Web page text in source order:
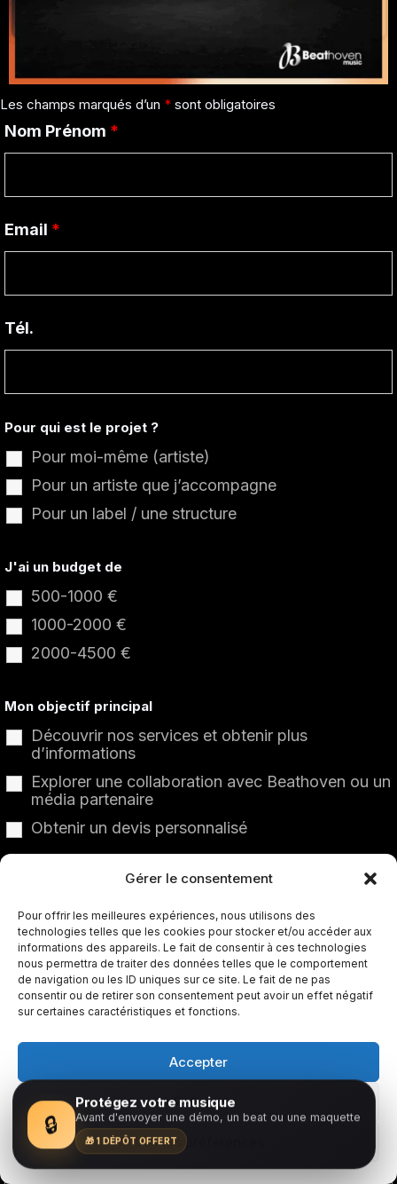
Gérer le consentement
Pour offrir les meilleures expériences, nous utilisons des
technologies telles que les cookies pour stocker et/ou accéder aux
informations des appareils. Le fait de consentir à ces technologies
nous permettra de traiter des données telles que le comportement
de navigation ou les ID uniques sur ce site. Le fait de ne pas
consentir ou de retirer son consentement peut avoir un effet négatif
sur certaines caractéristiques et fonctions.
Accepter
Refuser
Voir les préférences
Les champs marqués d’un * sont obligatoires
Nom Prénom *
Email *
Tél.
Pour qui est le projet ?
Pour moi-même (artiste)
Pour un artiste que j’accompagne
Pour un label / une structure
J'ai un budget de
500-1000 €
1000-2000 €
2000-4500 €
Mon objectif principal
Découvrir nos services et obtenir plus
d’informations
Explorer une collaboration avec Beathoven ou un
média partenaire
Obtenir un devis personnalisé
Décrivez brièvement votre projet (optionnel,
👉 Exemple : style musical, sortie prévue, besoin
spécifique (radio, playlist, presse, label, booking)...
🔒
Protégez votre musique
Avant d'envoyer une démo, un beat ou une maquette
🎁 1 DÉPÔT OFFERT